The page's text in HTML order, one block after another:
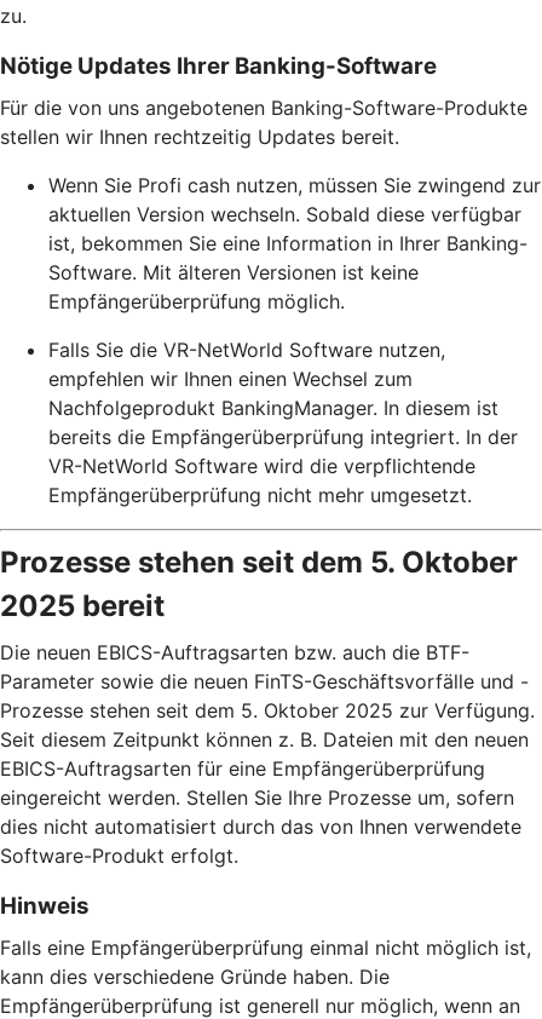
zu.
Nötige Updates Ihrer Banking-Software
Für die von uns angebotenen Banking-Software-Produkte
stellen wir Ihnen rechtzeitig Updates bereit.
Wenn Sie Profi cash nutzen, müssen Sie zwingend zur
aktuellen Version wechseln. Sobald diese verfügbar
ist, bekommen Sie eine Information in Ihrer Banking-
Software. Mit älteren Versionen ist keine
Empfängerüberprüfung möglich.
Falls Sie die VR-NetWorld Software nutzen,
empfehlen wir Ihnen einen Wechsel zum
Nachfolgeprodukt BankingManager. In diesem ist
bereits die Empfängerüberprüfung integriert. In der
VR-NetWorld Software wird die verpflichtende
Empfängerüberprüfung nicht mehr umgesetzt.
Prozesse stehen seit dem 5. Oktober
2025 bereit
Die neuen EBICS-Auftragsarten bzw. auch die BTF-
Parameter sowie die neuen FinTS-Geschäftsvorfälle und -
Prozesse stehen seit dem 5. Oktober 2025 zur Verfügung.
Seit diesem Zeitpunkt können z. B. Dateien mit den neuen
EBICS-Auftragsarten für eine Empfängerüberprüfung
eingereicht werden. Stellen Sie Ihre Prozesse um, sofern
dies nicht automatisiert durch das von Ihnen verwendete
Software-Produkt erfolgt.
Hinweis
Falls eine Empfängerüberprüfung einmal nicht möglich ist,
kann dies verschiedene Gründe haben. Die
Empfängerüberprüfung ist generell nur möglich, wenn an